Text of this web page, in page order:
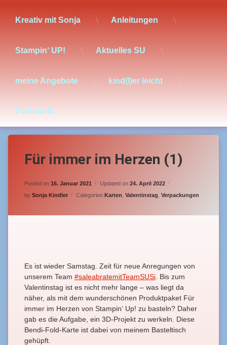
Kreativ mit Sonja Anleitungen
Stampin‘ UP! Aktuelles SU
meine Angebote kind(l)er leicht
Flohmarkt
Für immer im Herzen (1)
Posted on 16. Januar 2021 Updated on 24. April 2022
by Sonja Kindler Categories:Karten Valentinstag Verpackungen
Es ist wieder Samstag. Zeit für neue Anregungen von
unserem Team #saleabratemitTeamSUSi . Bis zum
Valentinstag ist es nicht mehr lange – was liegt da
näher, als mit dem wunderschönen Produktpaket Für
immer im Herzen von Stampin‘ Up! zu basteln? Daher
gab es die Aufgabe, ein 3D-Projekt zu werkeln. Diese
Bendi-Fold-Karte ist dabei von meinem Basteltisch
gehüpft.